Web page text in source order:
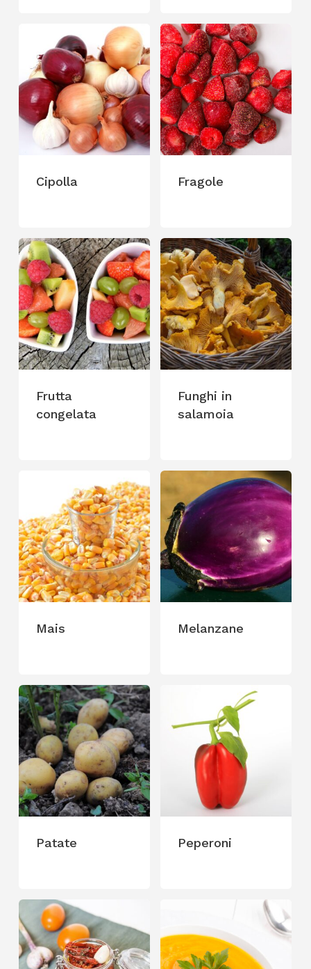
Cipolla Fragole
Frutta
congelata
Funghi in
salamoia
Mais Melanzane
Patate Peperoni